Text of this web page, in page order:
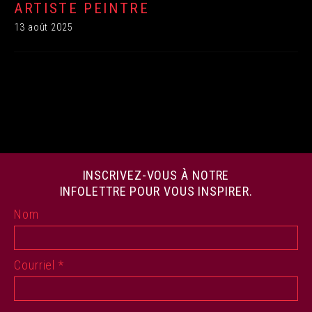
ARTISTE PEINTRE
13 août 2025
INSCRIVEZ-VOUS À NOTRE
INFOLETTRE POUR VOUS INSPIRER.
Nom
Courriel*